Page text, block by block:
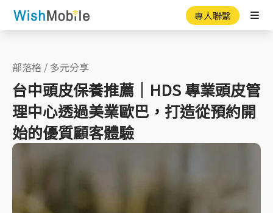
專人聯繫
部落格 / 多元分享
台中頭皮保養推薦｜HDS 專業頭皮管
理中心透過美業歐巴，打造從預約開
始的優質顧客體驗